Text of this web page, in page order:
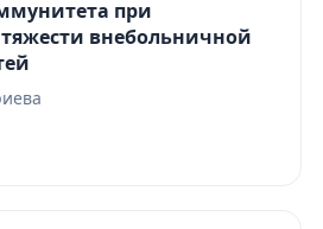
при
внебольничной